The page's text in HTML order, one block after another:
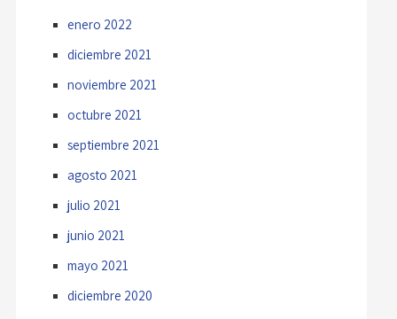
enero 2022
diciembre 2021
noviembre 2021
octubre 2021
septiembre 2021
agosto 2021
julio 2021
junio 2021
mayo 2021
diciembre 2020